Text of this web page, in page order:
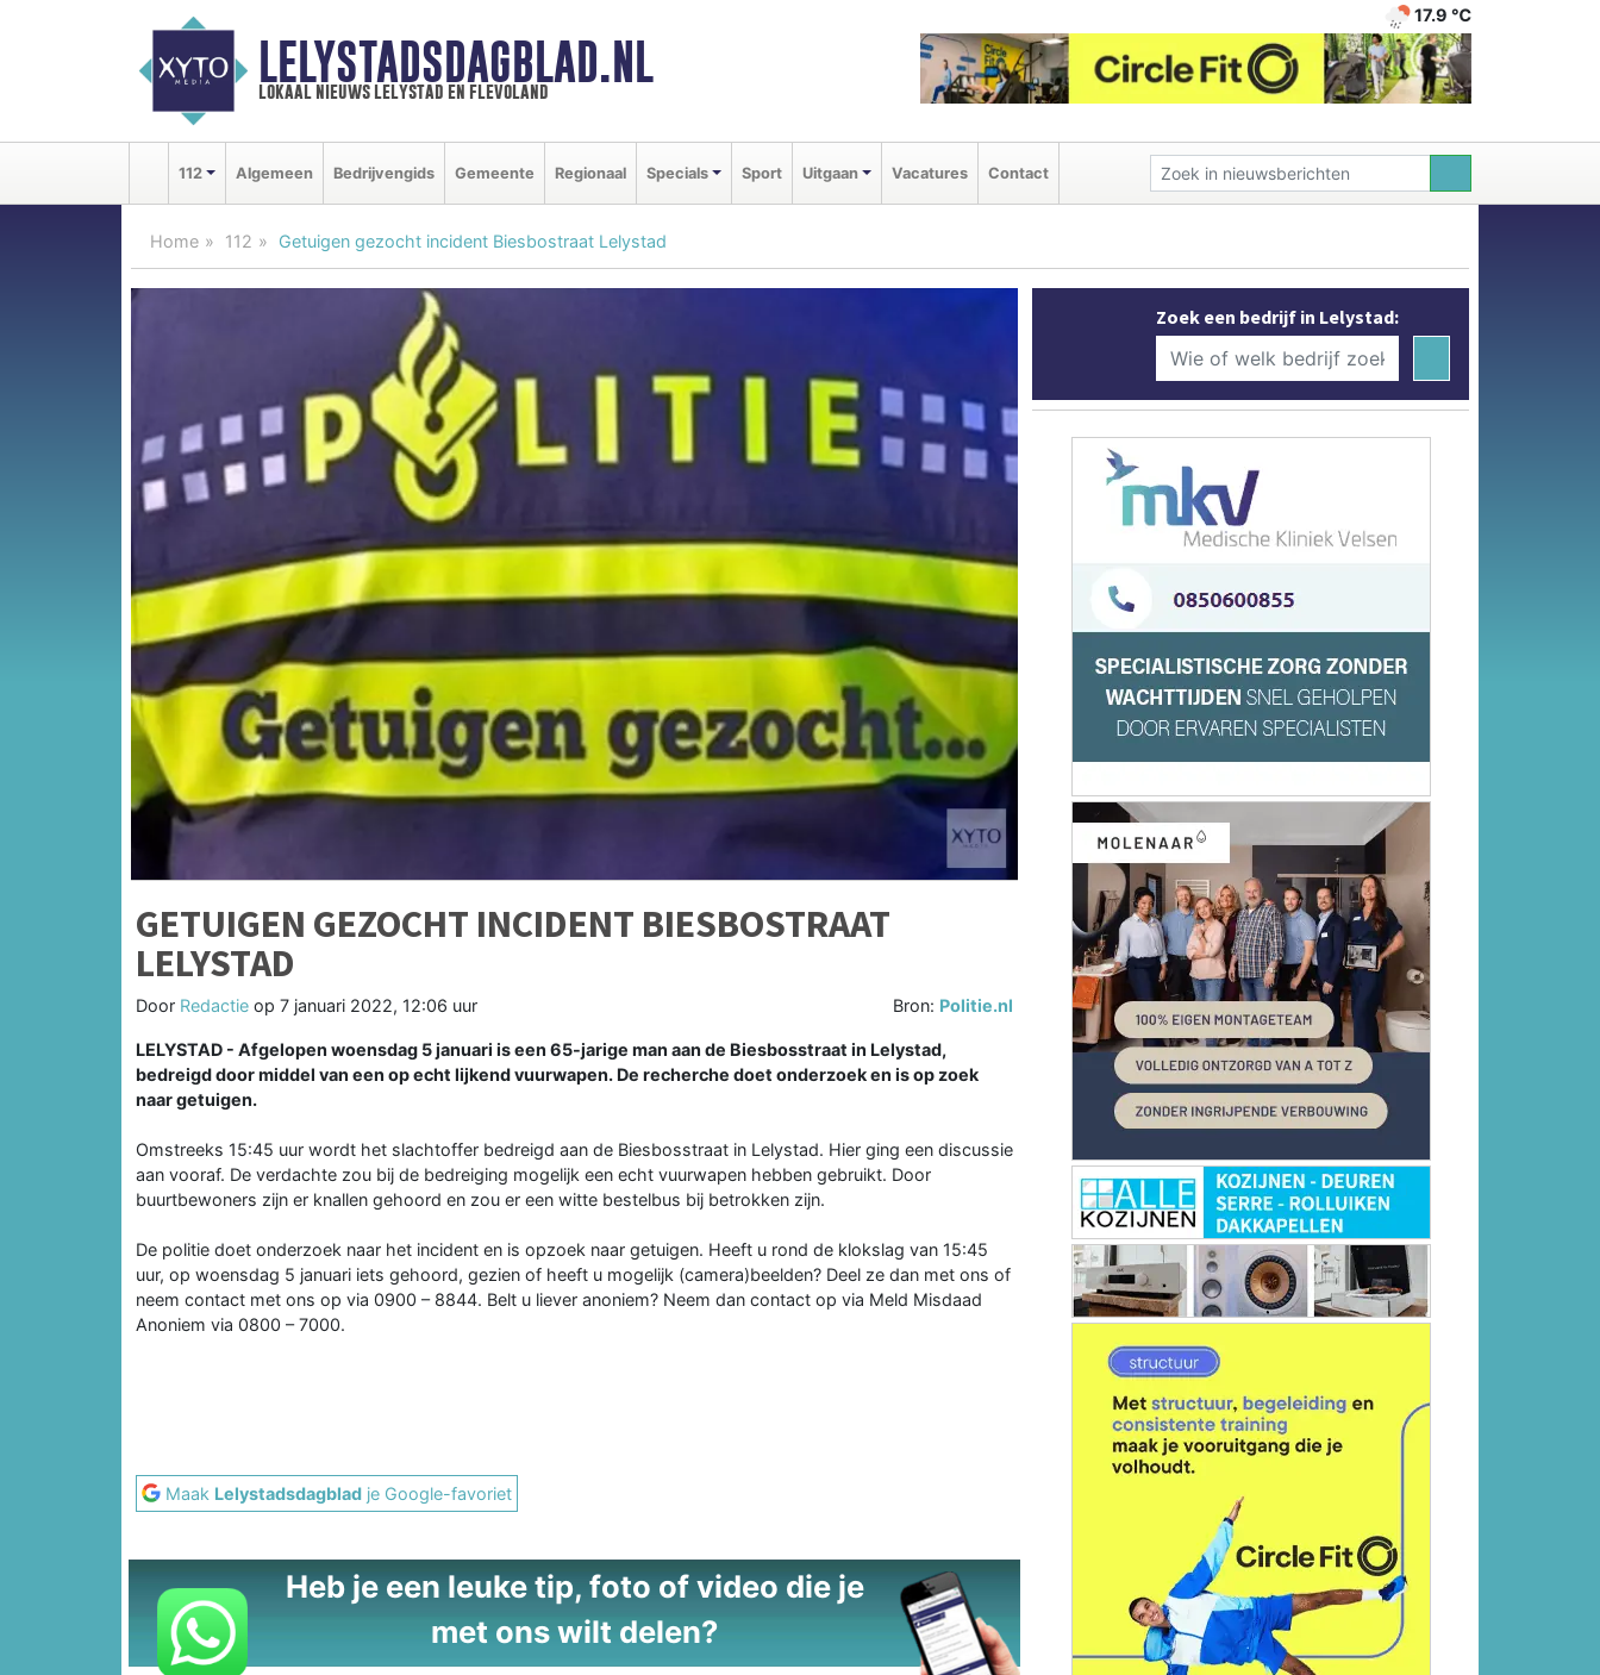
LELYSTADSDAGBLAD.NL
lokaal nieuws lelystad en flevoland
17.9 ℃
112 Algemeen Bedrijvengids Gemeente Regionaal Specials Sport Uitgaan Vacatures Contact
Home 112 Getuigen gezocht incident Biesbostraat Lelystad
GETUIGEN GEZOCHT INCIDENT BIESBOSTRAAT
LELYSTAD
Door Redactie op 7 januari 2022, 12:06 uur Bron: Politie.nl
LELYSTAD - Afgelopen woensdag 5 januari is een 65-jarige man aan de Biesbosstraat in Lelystad,
bedreigd door middel van een op echt lijkend vuurwapen. De recherche doet onderzoek en is op zoek
naar getuigen.
Omstreeks 15:45 uur wordt het slachtoffer bedreigd aan de Biesbosstraat in Lelystad. Hier ging een discussie
aan vooraf. De verdachte zou bij de bedreiging mogelijk een echt vuurwapen hebben gebruikt. Door
buurtbewoners zijn er knallen gehoord en zou er een witte bestelbus bij betrokken zijn.
De politie doet onderzoek naar het incident en is opzoek naar getuigen. Heeft u rond de klokslag van 15:45
uur, op woensdag 5 januari iets gehoord, gezien of heeft u mogelijk (camera)beelden? Deel ze dan met ons of
neem contact met ons op via 0900 – 8844. Belt u liever anoniem? Neem dan contact op via Meld Misdaad
Anoniem via 0800 – 7000.
Maak Lelystadsdagblad je Google-favoriet
Heb je een leuke tip, foto of video die je
met ons wilt delen?
Zoek een bedrijf in Lelystad: